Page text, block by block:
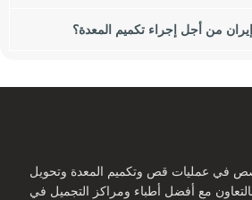
والسمنة؟
لي؟
لإنقاص الوزن ما هي الشروط التي يجب
تكميم المعدة؟
من أجل إجراء تكميم المعدة؟
في عمليات قص وتكميم المعدة وتحويل
مع أفضل أطباء ومراكز التجميل في